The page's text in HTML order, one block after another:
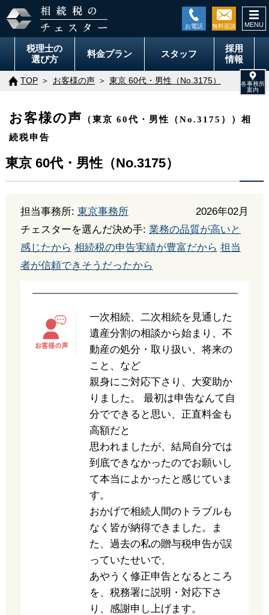
税理士の
選び方
料金プラン スタッフ
採用
情報
TOP お客様の声 東京 60代・男性（No.3175）
お客様の声
（東京 60代・男性（No.3175））相
続税申告
東京 60代・男性（No.3175）
担当事務所: 東京事務所
2026年02月
チェスターを選んだ決め手: 業務の品質が高いと
感じたから 相続税の申告実績が豊富だから 担当
者が信頼できそうだったから
一次相続、二次相続を見通した
遺産分割の相談から始まり、不
動産の処分・取り扱い、将来の
こと、など
親身にご対応下さり、大変助か
りました。 最初は申告なんて自
分でできると思い、正直料金も
高額だと
思われましたが、結局自分では
到底できなかったのでお願いし
て本当によかったと感じていま
す。
おかげで相続人間のトラブルも
なく皆が納得できました。ま
た、過去の私の贈与税申告が誤
っていたせいで、
あやうく修正申告となるところ
を、税務署に説明・対応下さ
り、感謝申し上げます。